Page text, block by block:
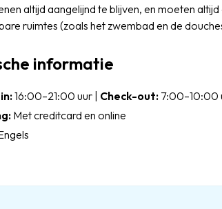
altijd aangelijnd te blijven, en moeten
ruimtes (zoals het zwembad en de
informatie
16:00–21:00 uur | Check-out: 7:00–10:00
Met creditcard en online